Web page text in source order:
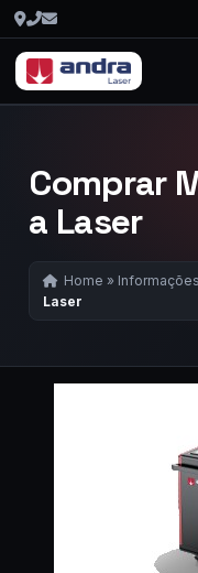
Comprar
a Laser
Home » Informações
Laser